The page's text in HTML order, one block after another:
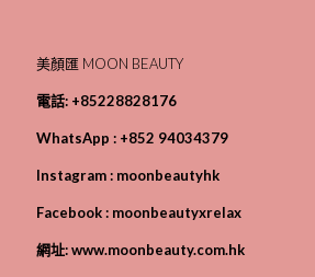
美顏匯 MOON BEAUTY
電話: +85228828176
WhatsApp : +852 94034379
Instagram : moonbeautyhk
Facebook : moonbeautyxrelax
網址:www.moonbeauty.com.hk